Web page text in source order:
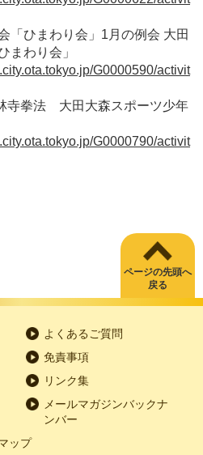
「ひまわり会」1月の例会 大田
まわり会」
G0000590/activit
寺拳法 大田大森スポーツ少年
G0000790/activit
ページの先頭へ
戻る
よくあるご質問
免責事項
リンク集
メールマガジンバックナ
ンバー
ップ